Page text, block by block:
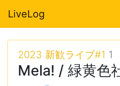
LiveLog
2023 新歓ライブ#1 1
Mela! / 緑黄色